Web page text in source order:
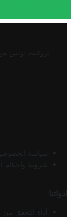
تروفيت تونس
سياسة
شروط وأحكام
أدواتنا
أداة التحقق